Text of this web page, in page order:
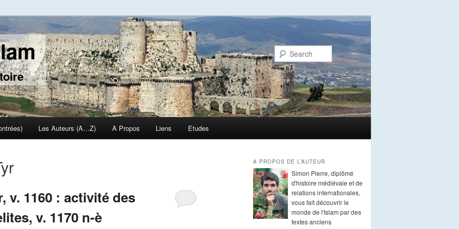
Search
Les Auteurs (A…Z) A Propos Liens Etudes
v. 1160 : activité des
v. 1170 n-è
A PROPOS DE L’AUTEUR
Simon Pierre, diplômé
d'histoire médiévale et de
relations internationales,
vous fait découvrir le
monde de l'Islam par des
textes anciens